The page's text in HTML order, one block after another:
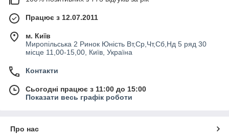
Працює з 12.07.2011
м. Київ
Миропільська 2 Ринок Юність Вт,Ср,Чт,Сб,Нд 5 ряд 30
місце 11,00-15,00, Київ, Україна
Контакти
Сьогодні працює з 11:00 до 15:00
Показати весь графік роботи
Про нас